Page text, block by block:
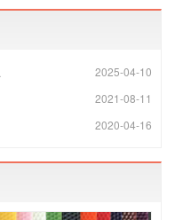
2025-04-10
2021-08-11
2020-04-16